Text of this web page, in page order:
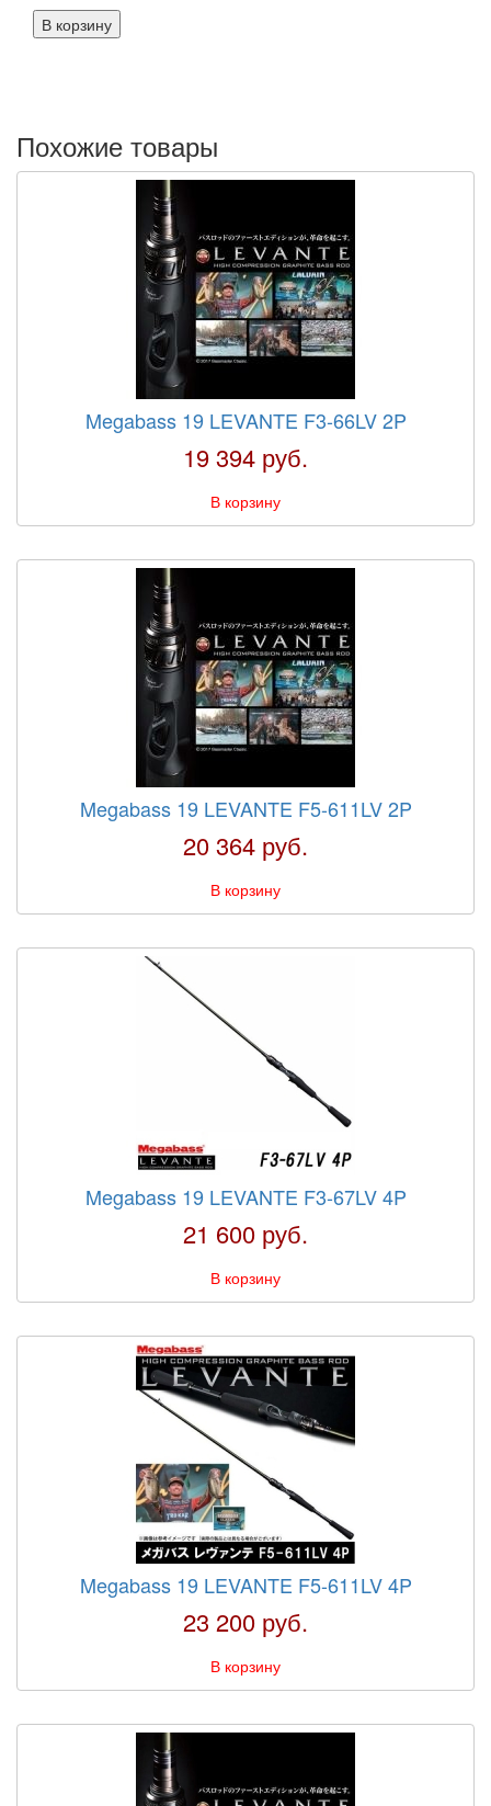
Похожие товары
Megabass 19 LEVANTE F3-66LV 2P
19 394 руб.
В корзину
Megabass 19 LEVANTE F5-611LV 2P
20 364 руб.
В корзину
Megabass 19 LEVANTE F3-67LV 4P
21 600 руб.
В корзину
Megabass 19 LEVANTE F5-611LV 4P
23 200 руб.
В корзину